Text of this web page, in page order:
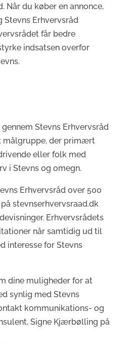
Når du køber en annonce,
Erhvervsråd
får bedre
indsatsen overfor
Stevns Erhvervsråd
målgruppe, der primært
eller folk med
i Stevns og omegn.
Erhvervsråd over 500
stevnserhvervsraad.dk
Erhvervsrådets
når samtidig ud til
interesse for Stevns
dine muligheder for at
synlig med Stevns
kommunikations- og
Signe Kjærbølling på